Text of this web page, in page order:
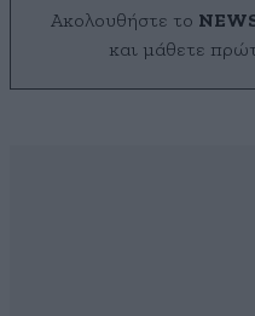
Ακολουθήστε το
και μάθετε